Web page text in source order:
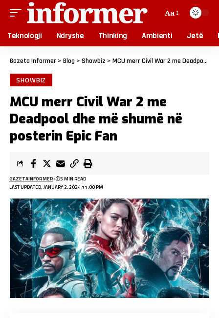
Aa
Teknologji Ndryshe Thinking Ambienti Jetë
Gazeta Informer > Blog > Showbiz > MCU merr Civil War 2 me Deadpool dhe më shumë në posterin Epic Fan
SHOWBIZ
MCU merr Civil War 2 me
Deadpool dhe më shumë në
posterin Epic Fan
LAST UPDATED: JANUARY 2, 2024 11:00 PM
GAZETAINFORMER 5 MIN READ